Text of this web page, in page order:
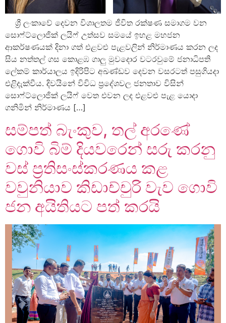
ශ්‍රී ලංකාවේ දෙවන විශාලතම ජීවිත රක්ෂණ සමාගම වන
සොෆ්ට්ලොජික් ලයිෆ් උත්සව සමයේ ඉහළ මහජන
ආකර්ෂණයක් දිනා ගත් එළවළු පැළවලින් නිර්මාණය කරන ලද
සිය නත්තල් ගස කොළඹ ගාලු මුවදොර වටරවුමේ ජනාධිපති
ලේකම් කාර්යාලය ඉදිරිපිට අඛණ්ඩව දෙවන වසරටත් පසුගියදා
එළිදැක්වීය. දිවයිනේ විවිධ ප්‍රදේශවල ජනතාව විසින්
සොෆ්ට්ලොජික් ලයිෆ් වෙත එවන ලද එළවළු පැළ යොදා
ගනිමින් නිර්මාණය […]
සම්පත් බැංකුව, තල් අරණේ
ගොවි බිම් දියවරෙන් සරු කරනු
වස් ප්‍රතිසංස්කරණය කළ
වවුනියාව කිඩාච්චුරි වැව ගොවි
ජන අයිතියට පත් කරයි